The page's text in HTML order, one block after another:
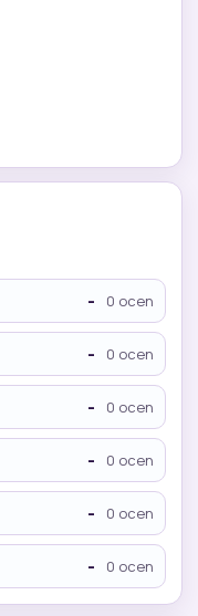
- 0 ocen
- 0 ocen
- 0 ocen
- 0 ocen
- 0 ocen
- 0 ocen